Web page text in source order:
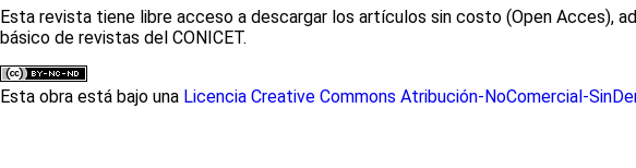
Esta revista tiene libre acceso a descargar los artículos sin costo (Open Acces),
básico de revistas del CONICET.
Esta obra está bajo una Licencia Creative Commons Atribución-NoComercial-